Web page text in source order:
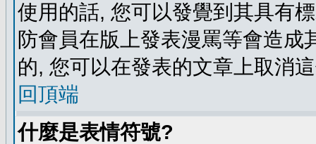
使用的話, 您可以發覺到其具有
防會員在版上發表漫罵等會造
的, 您可以在發表的文章上取消
回頂端
什麼是表情符號?